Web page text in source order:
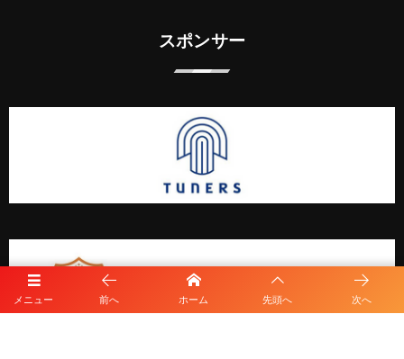
メニュー 前へ ホーム 先頭へ 次へ
スポンサー